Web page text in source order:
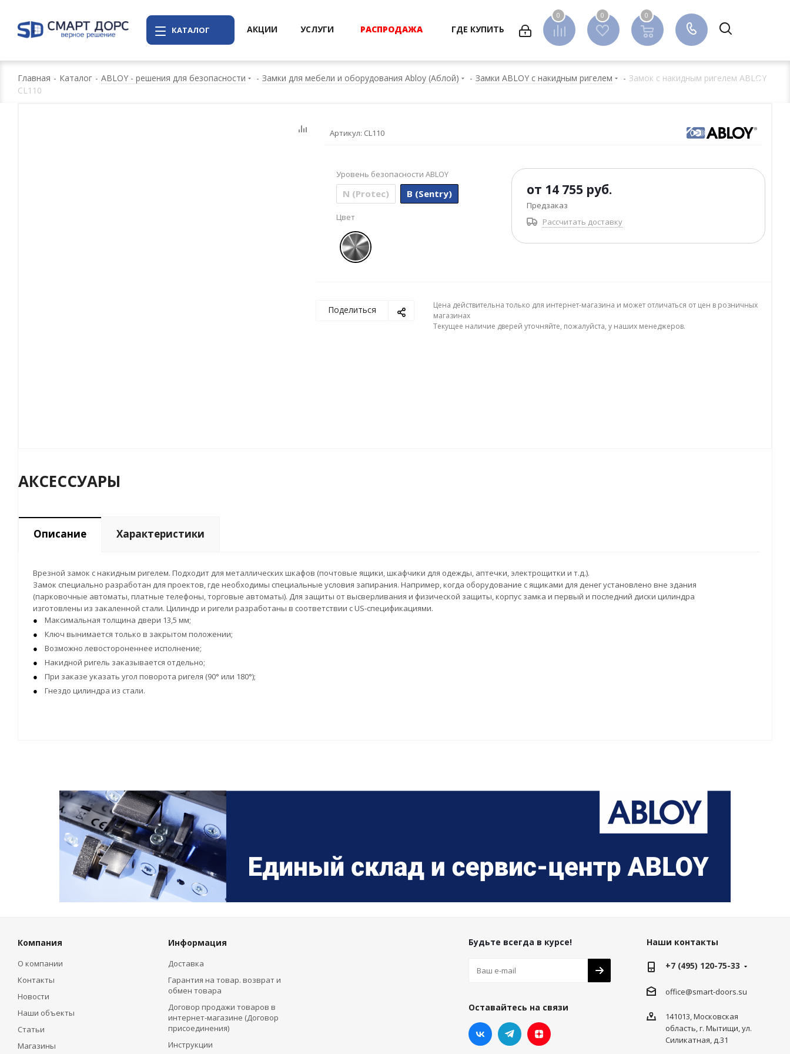
КАТАЛОГ
0 0 0
0
АКЦИИ УСЛУГИ РАСПРОДАЖА ГДЕ КУПИТЬ
Главная - Каталог - ABLOY - решения для безопасности - Замки для мебели и оборудования Abloy (Аблой) - Замки ABLOY с накидным ригелем - Замок с накидным ригелем ABLOY
CL110
Артикул: CL110
от 14 755 руб.
Предзаказ
Рассчитать доставку
Уровень безопасности ABLOY
N (Protec) B (Sentry)
Цвет
Поделиться
Цена действительна только для интернет-магазина и может отличаться от цен в розничных
магазинах
Текущее наличие дверей уточняйте, пожалуйста, у наших менеджеров.
АКСЕССУАРЫ
Описание Характеристики
Врезной замок с накидным ригелем. Подходит для металлических шкафов (почтовые ящики, шкафчики для одежды, аптечки, электрощитки и т.д.).
Замок специально разработан для проектов, где необходимы специальные условия запирания. Например, когда оборудование с ящиками для денег установлено вне здания
(парковочные автоматы, платные телефоны, торговые автоматы). Для защиты от высверливания и физической защиты, корпус замка и первый и последний диски цилиндра
изготовлены из закаленной стали. Цилиндр и ригели разработаны в соответствии с US-спецификациями.
Максимальная толщина двери 13,5 мм;
Ключ вынимается только в закрытом положении;
Возможно левостороненнее исполнение;
Накидной ригель заказывается отдельно;
При заказе указать угол поворота ригеля (90° или 180°);
Гнездо цилиндра из стали.
Компания
О компании
Контакты
Новости
Наши объекты
Статьи
Магазины
Информация
Доставка
Гарантия на товар. возврат и
обмен товара
Договор продажи товаров в
интернет-магазине (Договор
присоединения)
Инструкции
Будьте всегда в курсе!
Оставайтесь на связи
Наши контакты
+7 (495) 120-75-33
office@smart-doors.su
141013, Московская
область, г. Мытищи, ул.
Силикатная, д.31